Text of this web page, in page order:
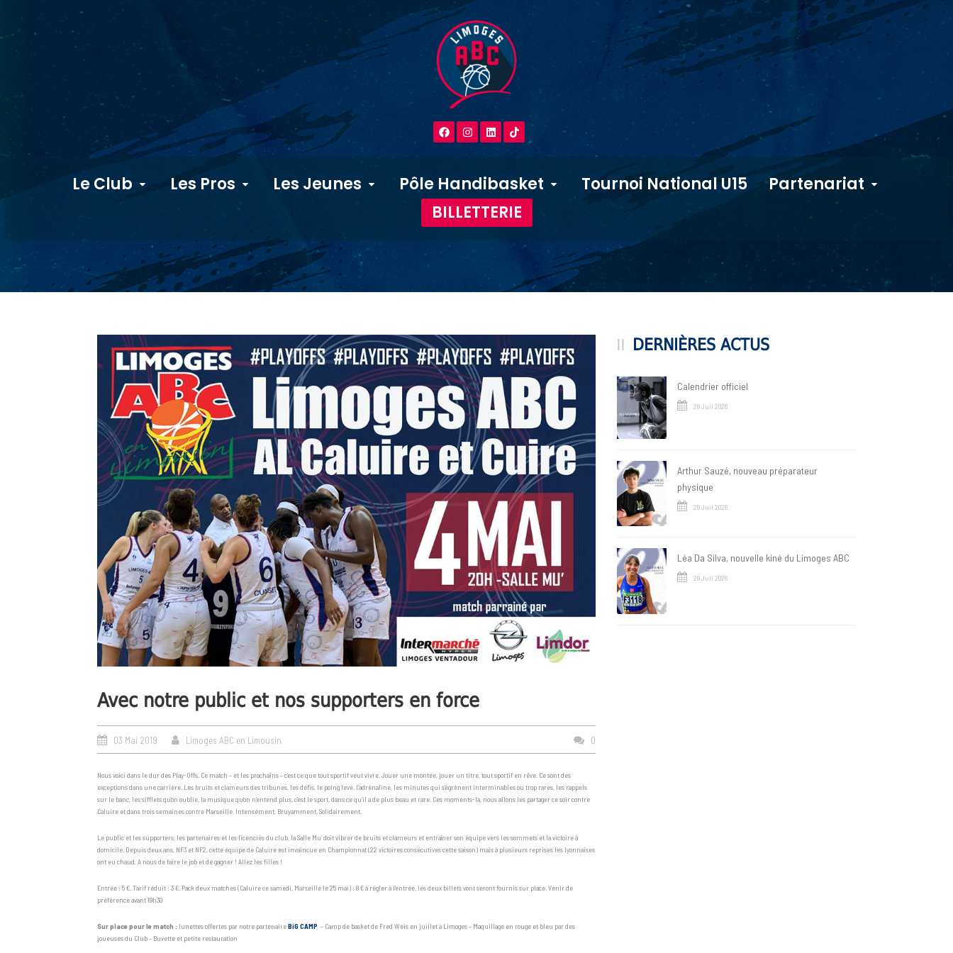
Le Club Les Pros Les Jeunes Pôle Handibasket Tournoi National U15
Partenariat
BILLETTERIE
Avec notre public et nos supporters en force
03 Mai 2019 Limoges ABC en Limousin 0
Nous voici dans le dur des Play-Offs. Ce match – et les prochains – c’est ce que tout sportif veut vivre. Jouer une montée, jouer un titre, tout sportif en rêve. Ce sont des
exceptions dans une carrière. Les bruits et clameurs des tribunes, les défis, le poing levé, l’adrénaline, les minutes qui s’égrènent interminables ou trop rares, les rappels
sur le banc, les sifflets qu’on oublie, la musique qu’on n’entend plus, c’est le sport, dans ce qu’il a de plus beau et rare. Ces moments-là, nous allons les partager ce soir contre
Caluire et dans trois semaines contre Marseille. Intensément, Bruyamment, Solidairement.
Le public et les supporters, les partenaires et les licenciés du club, la Salle Mu’ doit vibrer de bruits et clameurs et entraîner son équipe vers les sommets et la victoire à
domicile. Depuis deux ans, NF3 et NF2, cette équipe de Caluire est invaincue en Championnat (22 victoires consécutives cette saison) mais à plusieurs reprises les lyonnaises
ont eu chaud. A nous de faire le job et de gagner ! Allez les filles !
Entrée : 5 €. Tarif réduit : 3 €. Pack deux matches (Caluire ce samedi, Marseille le 25 mai) : 8 € à régler à l’entrée, les deux billets vont seront fournis sur place. Venir de
préférence avant 19h30
Sur place pour le match : lunettes offertes par notre partenaireBiG CAMP – Camp de basket de Fred Weis en juillet à Limoges – Maquillage en rouge et bleu par des
joueuses du Club – Buvette et petite restauration
DERNIÈRES ACTUS
Calendrier officiel
29 Juil 2026
Arthur Sauzé, nouveau préparateur
physique
29 Juil 2026
Léa Da Silva, nouvelle kiné du Limoges ABC
29 Juil 2026